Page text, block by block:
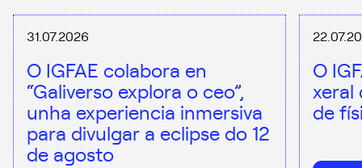
31.07.2026
O IGFAE colabora en
“Galiverso explora o ceo”,
unha experiencia inmersiva
para divulgar a eclipse do 12
de agosto
O
xeral
de